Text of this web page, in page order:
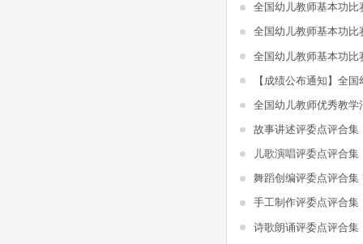
全国幼儿教师基本功比
全国幼儿教师基本功比
全国幼儿教师基本功比
全国幼儿教师优秀教学
故事讲述评委点评合集
儿歌演唱评委点评合集
舞蹈创编评委点评合集
手工制作评委点评合集
诗歌朗诵评委点评合集